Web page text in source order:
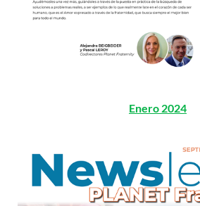
Enero 2024